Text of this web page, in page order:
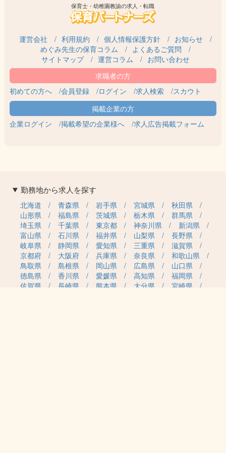
ご自身が資格要件に当てはまるかわからない方はお気軽にご質問
保育士・幼稚園教諭の求人・転職
運営会社 利用規約 個人情報保護方針
お知らせ
めぐみ先生の保育コラム
よくあるご質問
サイトマップ
運営コラム お問い合わせ
初めての方へ 会員登録 ログイン 求人検索 スカウト
企業ログイン 掲載希望の企業様へ 求人広告掲載フォーム
勤務地から求人を探す
北海道 青森県 岩手県 宮城県
秋田県
山形県
福島県 茨城県 栃木県
群馬県
埼玉県
千葉県 東京都 神奈川県
新潟県
富山県
石川県 福井県 山梨県
長野県
岐阜県
静岡県 愛知県 三重県
滋賀県
京都府
大阪府 兵庫県 奈良県
和歌山県
鳥取県
島根県 岡山県 広島県
山口県
徳島県
香川県 愛媛県 高知県
福岡県
佐賀県
長崎県 熊本県 大分県
宮崎県